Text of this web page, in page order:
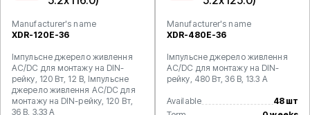
Manufacturer's name
XDR-120E-36
Імпульсне джерело живлення
AC/DC для монтажу на DIN-
рейку, 120 Вт, 12 В, Імпульсне
джерело живлення AC/DC для
монтажу на DIN-рейку, 120 Вт,
36 В, 3.33 А
Manufacturer's name
XDR-480E-36
Імпульсне джерело живлення
AC/DC для монтажу на DIN-
рейку, 480 Вт, 36 В, 13.3 А
Available
48 шт